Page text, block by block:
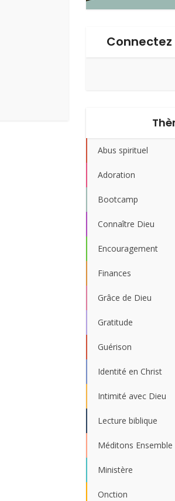
Abus spirituel
Adoration
Bootcamp
Connaître Dieu
Encouragement
Finances
Grâce de Dieu
Gratitude
Guérison
Identité en Christ
Intimité avec Dieu
Lecture biblique
Méditons Ensemble
Ministère
Onction